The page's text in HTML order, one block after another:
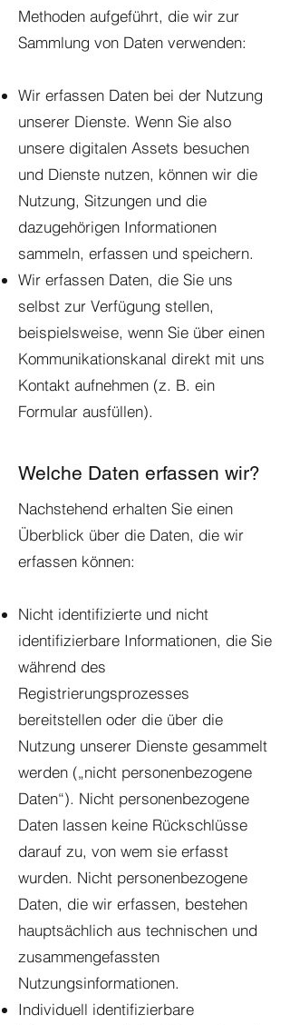
Methoden aufgeführt, die wir zur
Sammlung von Daten verwenden:
Wir erfassen Daten bei der Nutzung
unserer Dienste. Wenn Sie also
unsere digitalen Assets besuchen
und Dienste nutzen, können wir die
Nutzung, Sitzungen und die
dazugehörigen Informationen
sammeln, erfassen und speichern.
Wir erfassen Daten, die Sie uns
selbst zur Verfügung stellen,
beispielsweise, wenn Sie über einen
Kommunikationskanal direkt mit uns
Kontakt aufnehmen (z. B. ein
Formular ausfüllen).
Welche Daten erfassen wir?
Nachstehend erhalten Sie einen
Überblick über die Daten, die wir
erfassen können:
Nicht identifizierte und nicht
identifizierbare Informationen, die Sie
während des
Registrierungsprozesses
bereitstellen oder die über die
Nutzung unserer Dienste gesammelt
werden („nicht personenbezogene
Daten“). Nicht personenbezogene
Daten lassen keine Rückschlüsse
darauf zu, von wem sie erfasst
wurden. Nicht personenbezogene
Daten, die wir erfassen, bestehen
hauptsächlich aus technischen und
zusammengefassten
Nutzungsinformationen.
Individuell identifizierbare